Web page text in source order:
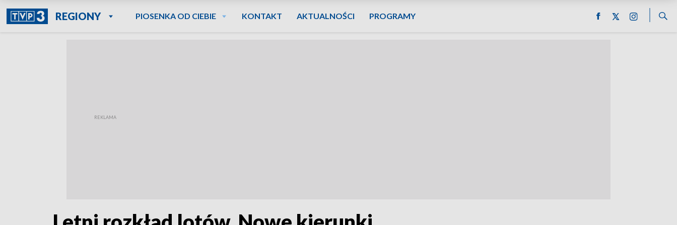
REGIONY PIOSENKA OD CIEBIE KONTAKT AKTUALNOŚCI PROGRAMY